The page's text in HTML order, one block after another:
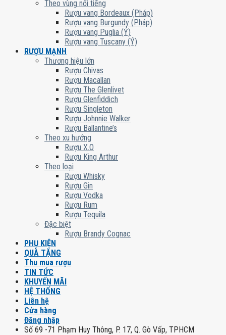
Theo vùng nổi tiếng
Rượu vang Bordeaux (Pháp)
Rượu vang Burgundy (Pháp)
Rượu vang Puglia (Ý)
Rượu vang Tuscany (Ý)
RƯỢU MẠNH
Thương hiệu lớn
Rượu Chivas
Rượu Macallan
Rượu The Glenlivet
Rượu Glenfiddich
Rượu Singleton
Rượu Johnnie Walker
Rượu Ballantine’s
Theo xu hướng
Rượu X.O
Rượu King Arthur
Theo loại
Rượu Whisky
Rượu Gin
Rượu Vodka
Rượu Rum
Rượu Tequila
Đặc biệt
Rượu Brandy Cognac
PHỤ KIỆN
QUÀ TẶNG
Thu mua rượu
TIN TỨC
KHUYẾN MÃI
HỆ THỐNG
Liên hệ
Cửa hàng
Đăng nhập
Số 69 -71 Phạm Huy Thông, P. 17, Q. Gò Vấp, TPHCM